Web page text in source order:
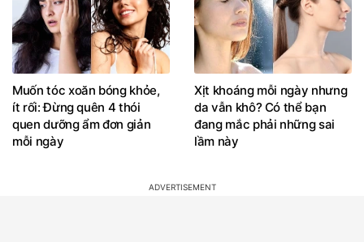
Muốn tóc xoăn bóng khỏe,
ít rối: Đừng quên 4 thói
quen dưỡng ẩm đơn giản
mỗi ngày
Xịt khoáng mỗi ngày nhưng
da vẫn khô? Có thể bạn
đang mắc phải những sai
lầm này